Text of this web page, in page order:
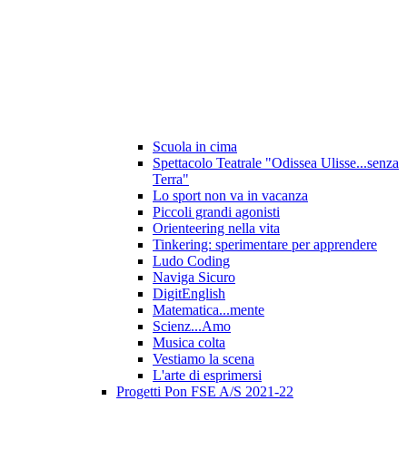
Scuola in cima
Spettacolo Teatrale "Odissea Ulisse...senza
Terra"
Lo sport non va in vacanza
Piccoli grandi agonisti
Orienteering nella vita
Tinkering: sperimentare per apprendere
Ludo Coding
Naviga Sicuro
DigitEnglish
Matematica...mente
Scienz...Amo
Musica colta
Vestiamo la scena
L'arte di esprimersi
Progetti Pon FSE A/S 2021-22